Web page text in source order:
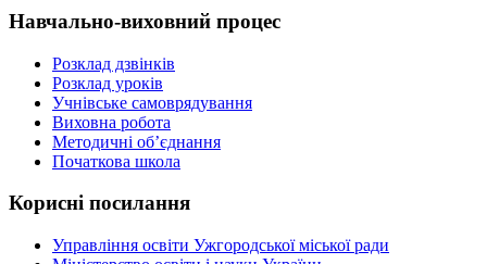
Навчально-виховний процес
Розклад дзвінків
Розклад уроків
Учнівське самоврядування
Виховна робота
Методичні об’єднання
Початкова школа
Корисні посилання
Управління освіти Ужгородської міської ради